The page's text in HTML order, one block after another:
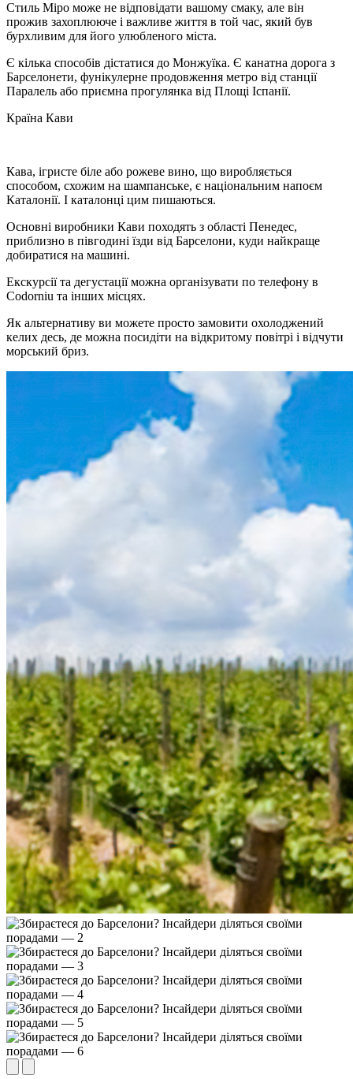
Стиль Міро може не відповідати вашому смаку, але він
прожив захоплююче і важливе життя в той час, який був
бурхливим для його улюбленого міста.
Є кілька способів дістатися до Монжуїка. Є канатна дорога з
Барселонети, фунікулерне продовження метро від станції
Паралель або приємна прогулянка від Площі Іспанії.
Країна Кави
Кава, ігристе біле або рожеве вино, що виробляється
способом, схожим на шампанське, є національним напоєм
Каталонії. І каталонці цим пишаються.
Основні виробники Кави походять з області Пенедес,
приблизно в півгодині їзди від Барселони, куди найкраще
добиратися на машині.
Екскурсії та дегустації можна організувати по телефону в
Codorniu та інших місцях.
Як альтернативу ви можете просто замовити охолоджений
келих десь, де можна посидіти на відкритому повітрі і відчути
морський бриз.